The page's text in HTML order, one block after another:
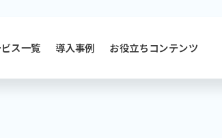
ス一覧 導入事例 お役立ちコンテンツ